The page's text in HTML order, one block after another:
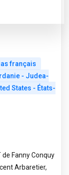
français
- Judea-
States - États-
de Fanny Conquy
Arbaretier,